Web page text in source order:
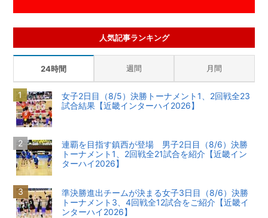
人気記事ランキング
24時間 週間 月間
女子2日目（8/5）決勝トーナメント1、2回戦全23
試合結果【近畿インターハイ2026】
連覇を目指す鎮西が登場 男子2日目（8/6）決勝
トーナメント1、2回戦全21試合を紹介【近畿イン
ターハイ2026】
準決勝進出チームが決まる女子3日目（8/6）決勝
トーナメント3、4回戦全12試合をご紹介【近畿イ
ンターハイ2026】